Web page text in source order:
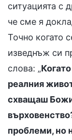
ситуацията с
че сме я
Точно когато
изведнъж си
слова: „
реалния
схващаш
проблеми, но